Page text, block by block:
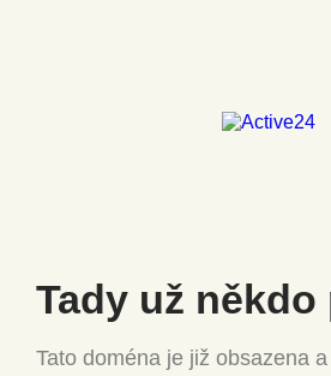
Tady už někdo
Tato doména je již obsazena